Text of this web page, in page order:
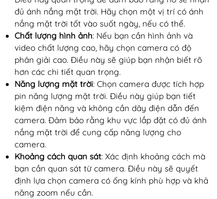
đủ ánh nắng mặt trời. Hãy chọn một vị trí có ánh
nắng mặt trời tốt vào suốt ngày, nếu có thể.
Chất lượng hình ảnh: Nếu bạn cần hình ảnh và
video chất lượng cao, hãy chọn camera có độ
phân giải cao. Điều này sẽ giúp bạn nhận biết rõ
hơn các chi tiết quan trọng.
Năng lượng mặt trời: Chọn camera được tích hợp
pin năng lượng mặt trời. Điều này giúp bạn tiết
kiệm điện năng và không cần dây điện dẫn đến
camera. Đảm bảo rằng khu vực lắp đặt có đủ ánh
nắng mặt trời để cung cấp năng lượng cho
camera.
Khoảng cách quan sát: Xác định khoảng cách mà
bạn cần quan sát từ camera. Điều này sẽ quyết
định lựa chọn camera có ống kính phù hợp và khả
năng zoom nếu cần.